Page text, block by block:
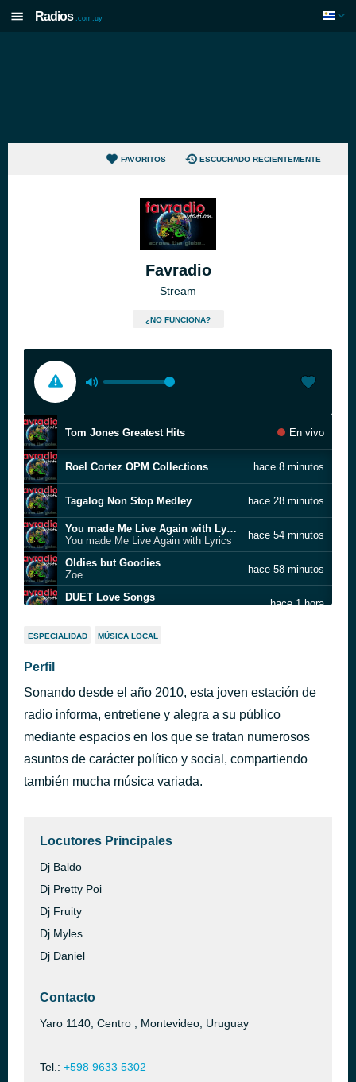
Radios .com.uy
FAVORITOS ESCUCHADO RECIENTEMENTE
Favradio
Stream
¿NO FUNCIONA?
Tom Jones Greatest Hits En vivo
Roel Cortez OPM Collections hace 8 minutos
Tagalog Non Stop Medley hace 28 minutos
You made Me Live Again with Lyrics
You made Me Live Again with Lyrics
hace 54 minutos
Oldies but Goodies
Zoe
hace 58 minutos
DUET Love Songs
hace 1 hora
HANDUMANAN SA USA KA AWIT
bagon masakit na kanta
bagon masakit na kanta
- SELOS - SHAIRA
SELOS
hace 2 horas
ESPECIALIDAD MÚSICA LOCAL
Perfil
Sonando desde el año 2010, esta joven estación de
radio informa, entretiene y alegra a su público
mediante espacios en los que se tratan numerosos
asuntos de carácter político y social, compartiendo
también mucha música variada.
Locutores Principales
Dj Baldo
Dj Pretty Poi
Dj Fruity
Dj Myles
Dj Daniel
Contacto
Yaro 1140, Centro , Montevideo, Uruguay
Tel.: +598 9633 5302